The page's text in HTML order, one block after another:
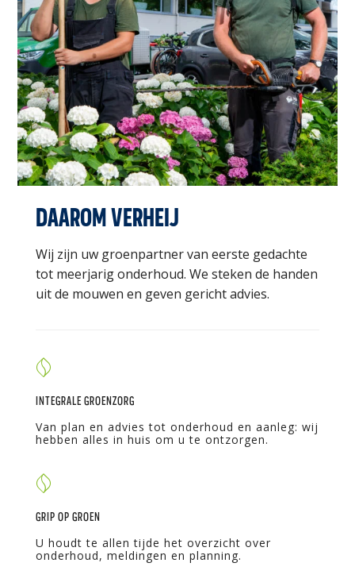
DAAROM VERHEIJ
Wij zijn uw groenpartner van eerste gedachte
tot meerjarig onderhoud. We steken de handen
uit de mouwen en geven gericht advies.
INTEGRALE GROENZORG
Van plan en advies tot onderhoud en aanleg: wij
hebben alles in huis om u te ontzorgen.
GRIP OP GROEN
U houdt te allen tijde het overzicht over
onderhoud, meldingen en planning.